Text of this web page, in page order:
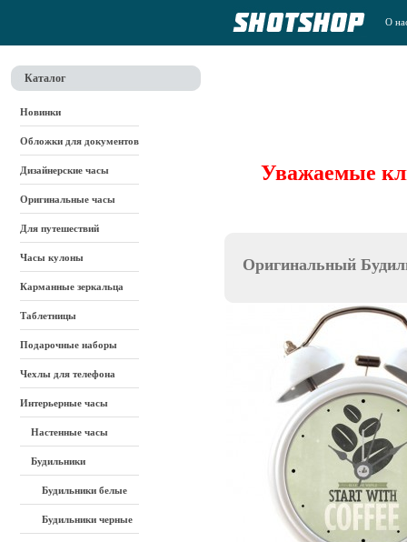
О
Каталог
Новинки
Обложки для документов
Дизайнерские часы
Оригинальные часы
Для путешествий
Часы кулоны
Карманные зеркальца
Таблетницы
Подарочные наборы
Чехлы для телефона
Интерьерные часы
Настенные часы
Будильники
Будильники белые
Будильники черные
Уважаемые
Оригинальный